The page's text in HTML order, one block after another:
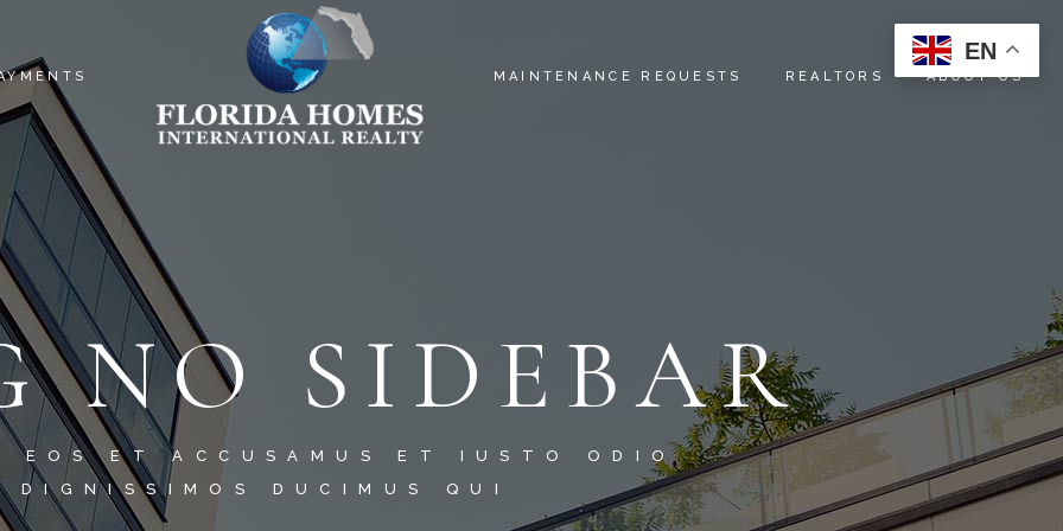
MAINTENANCE REQUESTS REALTORS ABOUT US
NO SIDEBAR
EOS ET ACCUSAMUS ET IUSTO ODIO
DIGNISSIMOS DUCIMUS QUI
EN